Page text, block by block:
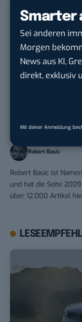
Smarter
Sei anderen
Morgen
News aus KI,
direkt, exklusiv
Mit deiner Anmeldung
THEMEN: BLOGGING
Robert Basic
Robert Basic ist
und hat die Seite
über 12.000 Artikel